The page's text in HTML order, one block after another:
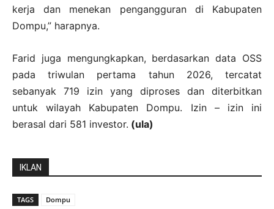
kerja dan menekan pengangguran di Kabupaten
Dompu,” harapnya.
Farid juga mengungkapkan, berdasarkan data OSS
pada triwulan pertama tahun 2026, tercatat
sebanyak 719 izin yang diproses dan diterbitkan
untuk wilayah Kabupaten Dompu. Izin – izin ini
berasal dari 581 investor. (ula)
IKLAN
TAGS Dompu